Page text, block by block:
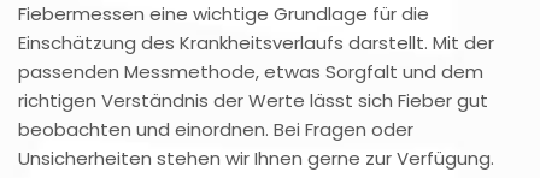
Fiebermessen eine wichtige Grundlage für die
Einschätzung des Krankheitsverlaufs darstellt. Mit der
passenden Messmethode, etwas Sorgfalt und dem
richtigen Verständnis der Werte lässt sich Fieber gut
beobachten und einordnen. Bei Fragen oder
Unsicherheiten stehen wir Ihnen gerne zur Verfügung.